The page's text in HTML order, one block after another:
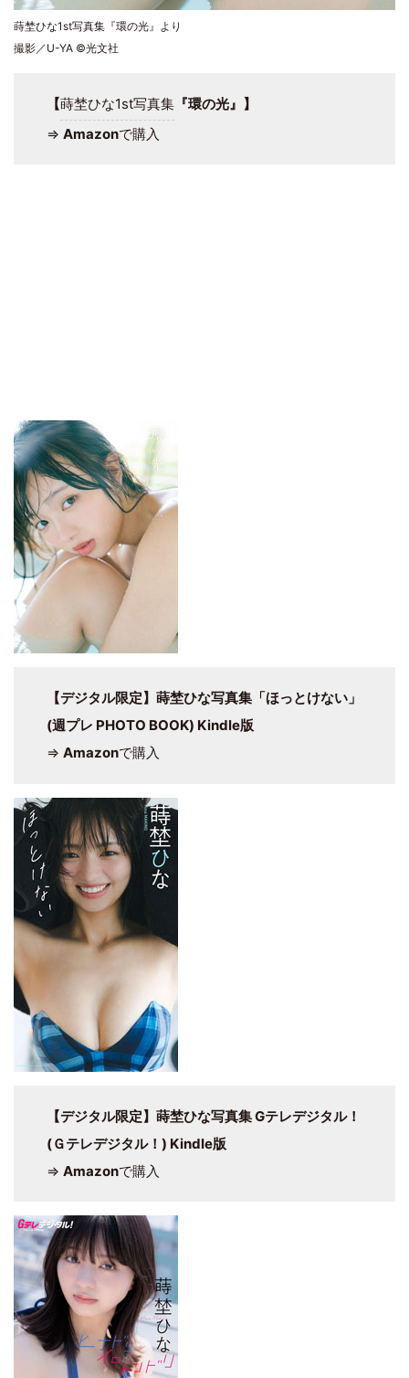
蒔埜ひな1st写真集『環の光』より
撮影／U-YA ©光文社
【蒔埜ひな1st写真集『環の光』】
⇒ Amazonで購入
【デジタル限定】蒔埜ひな写真集「ほっとけない」
(週プレ PHOTO BOOK) Kindle版
⇒ Amazonで購入
【デジタル限定】蒔埜ひな写真集 Gテレデジタル！
(Ｇテレデジタル！) Kindle版
⇒ Amazonで購入